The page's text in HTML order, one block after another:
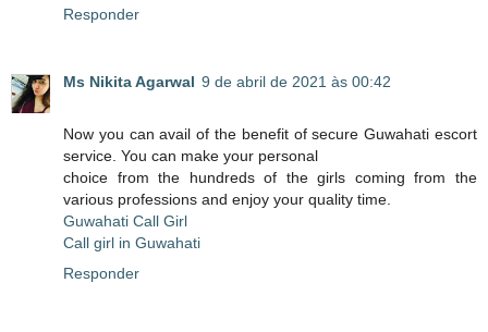
Responder
Ms Nikita Agarwal 9 de abril de 2021 às 00:42
Now you can avail of the benefit of secure Guwahati escort
service. You can make your personal
choice from the hundreds of the girls coming from the
various professions and enjoy your quality time.
Guwahati Call Girl
Call girl in Guwahati
Responder